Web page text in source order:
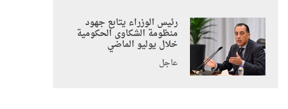
رئيس الوزراء يتابع جهود
منظومة الشكاوى الحكومية
خلال يوليو الماضي
عاجل